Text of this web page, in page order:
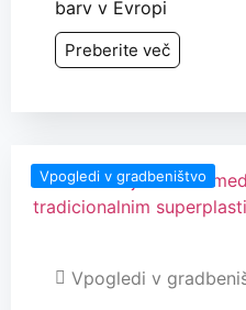
barv v Evropi
Preberite več
Vpogledi v gradbeništvo
Vpogledi v